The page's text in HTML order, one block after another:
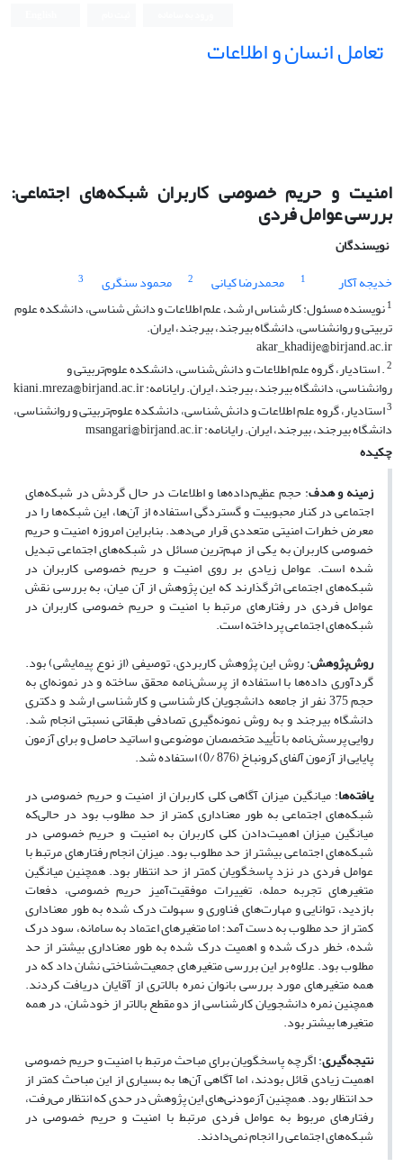
تعامل انسان و اطلاعات
امنیت و حریم خصوصی کاربران شبکه‌های اجتماعی:
بررسی عوامل فردی
نویسندگان
خدیجه آکار
1 محمدرضا کیانی 2 محمود سنگری
3
1نویسنده مسئول: کارشناس ارشد، علم اطلاعات و دانش شناسی، دانشکده علوم
تربیتی و روانشناسی، دانشگاه بیرجند، بیرجند، ایران.
akar_khadije@birjand.ac.ir
2. استادیار، گروه علم اطلاعات و دانش‌شناسی، دانشکده علوم‌تربیتی و
روانشناسی، دانشگاه بیرجند، بیرجند، ایران. رایانامه: kiani.mreza@birjand.ac.ir
3استادیار، گروه علم اطلاعات و دانش‌شناسی، دانشکده علوم‌تربیتی و روانشناسی،
دانشگاه بیرجند، بیرجند، ایران. رایانامه: msangari@birjand.ac.ir
چکیده
زمینه و هدف: حجم عظیم‌داده‌ها و اطلاعات در حال گردش در شبکه‌های
اجتماعی در کنار محبوبیت و گستردگی استفاده از آن‌ها، این شبکه‌ها را در
معرض خطرات امنیتی متعددی قرار می‌دهد. بنابراین امروزه امنیت و حریم
خصوصی کاربران به یکی از مهم‌ترین مسائل در شبکه‌های اجتماعی تبدیل
شده است. عوامل زیادی بر روی امنیت و حریم خصوصی کاربران در
شبکه‌های اجتماعی اثرگذارند که این پژوهش از آن میان، به بررسی نقش
عوامل فردی در رفتارهای مرتبط با امنیت و حریم خصوصی کاربران در
شبکه‌های اجتماعی پرداخته است.
روش‌پژوهش: روش این پژوهش کاربردی، توصیفی (از نوع پیمایشی) بود.
گردآوری داده‌ها با استفاده از پرسش‌نامه محقق ساخته و در نمونه‌ای به
حجم 375 نفر از جامعه دانشجویان کارشناسی و کارشناسی ارشد و دکتری
دانشگاه بیرجند و به روش نمونه‌گیری تصادفی طبقاتی نسبتی انجام شد.
روایی پرسش‌نامه با تأیید متخصصان موضوعی و اساتید حاصل و برای آزمون
پایایی از آزمون آلفای کرونباخ (876 /0 ) استفاده شد.
یافته‌ها: میانگین میزان آگاهی کلی کاربران از امنیت و حریم خصوصی در
شبکه‌های اجتماعی به طور معناداری کمتر از حد مطلوب بود در حالی‌که
میانگین میزان اهمیت‌دادن کلی کاربران به امنیت و حریم خصوصی در
شبکه‌های اجتماعی بیشتر از حد مطلوب بود. میزان انجام رفتارهای مرتبط با
عوامل فردی در نزد پاسخگویان کمتر از حد انتظار بود. همچنین میانگین
متغیرهای تجربه حمله، تغییرات موفقیت‌آمیز حریم خصوصی، دفعات
بازدید، توانایی و مهارت‌های فناوری و سهولت درک شده به طور معناداری
کمتر از حد مطلوب به دست آمد؛ اما متغیرهای اعتماد به سامانه، سود درک
شده، خطر درک شده و اهمیت درک شده به طور معناداری بیشتر از حد
مطلوب بود. علاوه بر این بررسی متغیرهای جمعیت‌شناختی نشان داد که در
همه متغیرهای مورد بررسی بانوان نمره بالاتری از آقایان دریافت کردند.
همچنین نمره دانشجویان کارشناسی از دو مقطع بالاتر از خودشان، در همه
متغیرها بیشتر بود.
نتیجهگیری:اگرچه پاسخگویان برای مباحث مرتبط با امنیت و حریم خصوصی
اهمیت زیادی قائل بودند، اما آگاهی آن‌ها به بسیاری از این مباحث کمتر از
حد انتظار بود. همچنین آزمودنی‌های این پژوهش در حدی که انتظار می‌رفت،
رفتارهای مربوط به عوامل فردی مرتبط با امنیت و حریم خصوصی در
شبکه‌های اجتماعی را انجام نمی‌دادند.